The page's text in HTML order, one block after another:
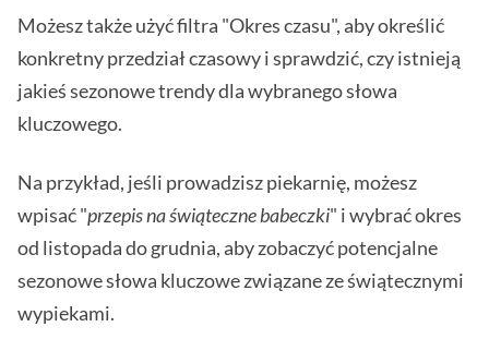
Możesz także użyć filtra "Okres czasu", aby określić
konkretny przedział czasowy i sprawdzić, czy istnieją
jakieś sezonowe trendy dla wybranego słowa
kluczowego.
Na przykład, jeśli prowadzisz piekarnię, możesz
wpisać "przepis na świąteczne babeczki" i wybrać okres
od listopada do grudnia, aby zobaczyć potencjalne
sezonowe słowa kluczowe związane ze świątecznymi
wypiekami.